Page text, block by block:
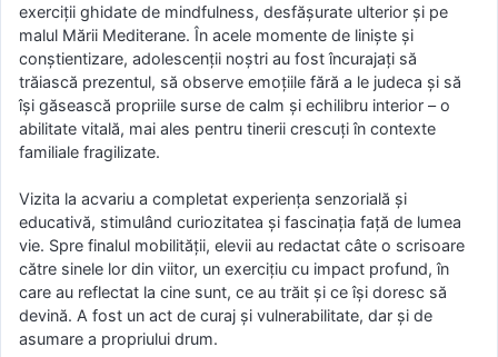
exerciții ghidate de mindfulness, desfășurate ulterior și pe
malul Mării Mediterane. În acele momente de liniște și
conștientizare, adolescenții noștri au fost încurajați să
trăiască prezentul, să observe emoțiile fără a le judeca și să
își găsească propriile surse de calm și echilibru interior – o
abilitate vitală, mai ales pentru tinerii crescuți în contexte
familiale fragilizate.
Vizita la acvariu a completat experiența senzorială și
educativă, stimulând curiozitatea și fascinația față de lumea
vie. Spre finalul mobilității, elevii au redactat câte o scrisoare
către sinele lor din viitor, un exercițiu cu impact profund, în
care au reflectat la cine sunt, ce au trăit și ce își doresc să
devină. A fost un act de curaj și vulnerabilitate, dar și de
asumare a propriului drum.